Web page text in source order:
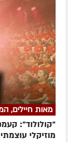
מאות חיילים,
"קולולוד":
מוזיקלי עוצמתי